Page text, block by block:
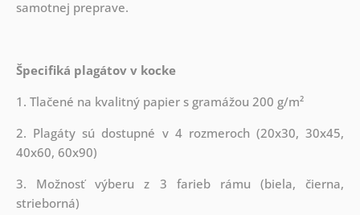
samotnej preprave.
Špecifiká plagátov v kocke
1. Tlačené na kvalitný papier s gramážou 200 g/m²
2. Plagáty sú dostupné v 4 rozmeroch (20x30, 30x45,
40x60, 60x90)
3. Možnosť výberu z 3 farieb rámu (biela, čierna,
strieborná)